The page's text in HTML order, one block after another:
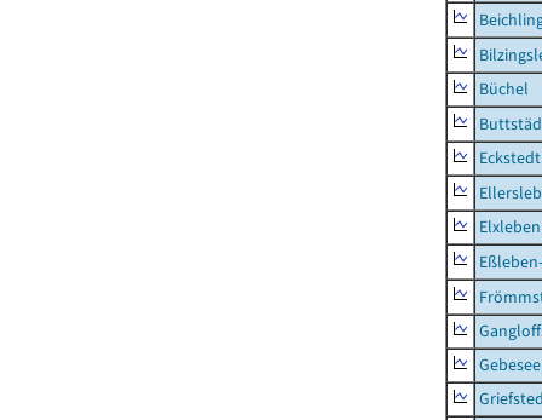
Büchel
Eckstedt
Elxleben